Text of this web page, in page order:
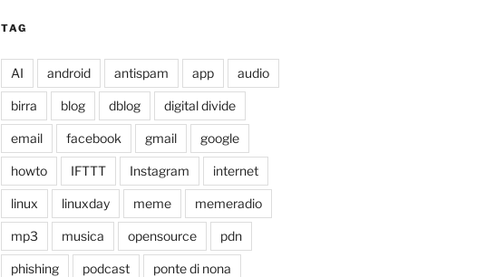
TAG
AI android antispam app audio
birra blog dblog digital divide
email facebook gmail google
howto IFTTT Instagram internet
linux linuxday meme memeradio
mp3 musica opensource pdn
phishing podcast ponte di nona